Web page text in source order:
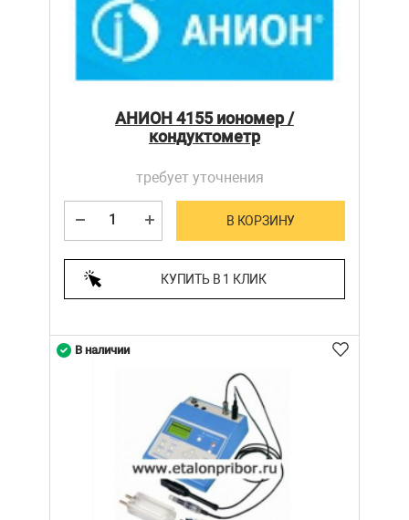
АНИОН 4155 иономер /
кондуктометр
требует уточнения
В КОРЗИНУ
КУПИТЬ В 1 КЛИК
В наличии